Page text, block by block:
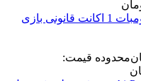
اکانت قانونی بازی
محدوده قیمت: